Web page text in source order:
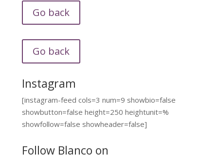
Go back
Go back
Instagram
[instagram-feed cols=3 num=9 showbio=false
showbutton=false height=250 heightunit=%
showfollow=false showheader=false]
Follow Blanco on